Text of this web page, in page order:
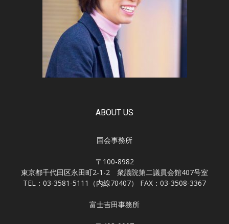
ABOUT US
国会事務所
〒100-8982
東京都千代田区永田町2-1-2 衆議院第二議員会館407号室
TEL：03-3581-5111（内線70407） FAX：03-3508-3367
富士吉田事務所